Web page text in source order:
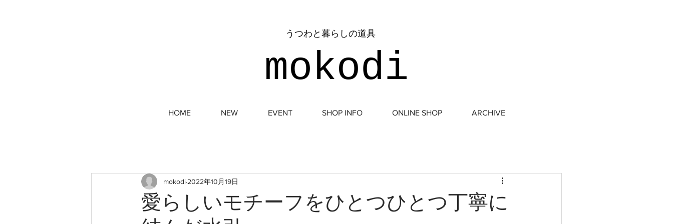
​うつわと暮らしの道具
mokodi
HOME NEW EVENT SHOP INFO ONLINE SHOP ARCHIVE
愛らしいモチーフをひとつひとつ丁寧に
mokodi 2022年10月19日